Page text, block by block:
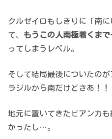
クルゼイロもしきりに「南
て、 もうこの人南極着くま
ってしまうレベル。
そして結局最後についたの
ラジルから南だけどさあ！！
地元に置いてきたビアンカ
かったし…。